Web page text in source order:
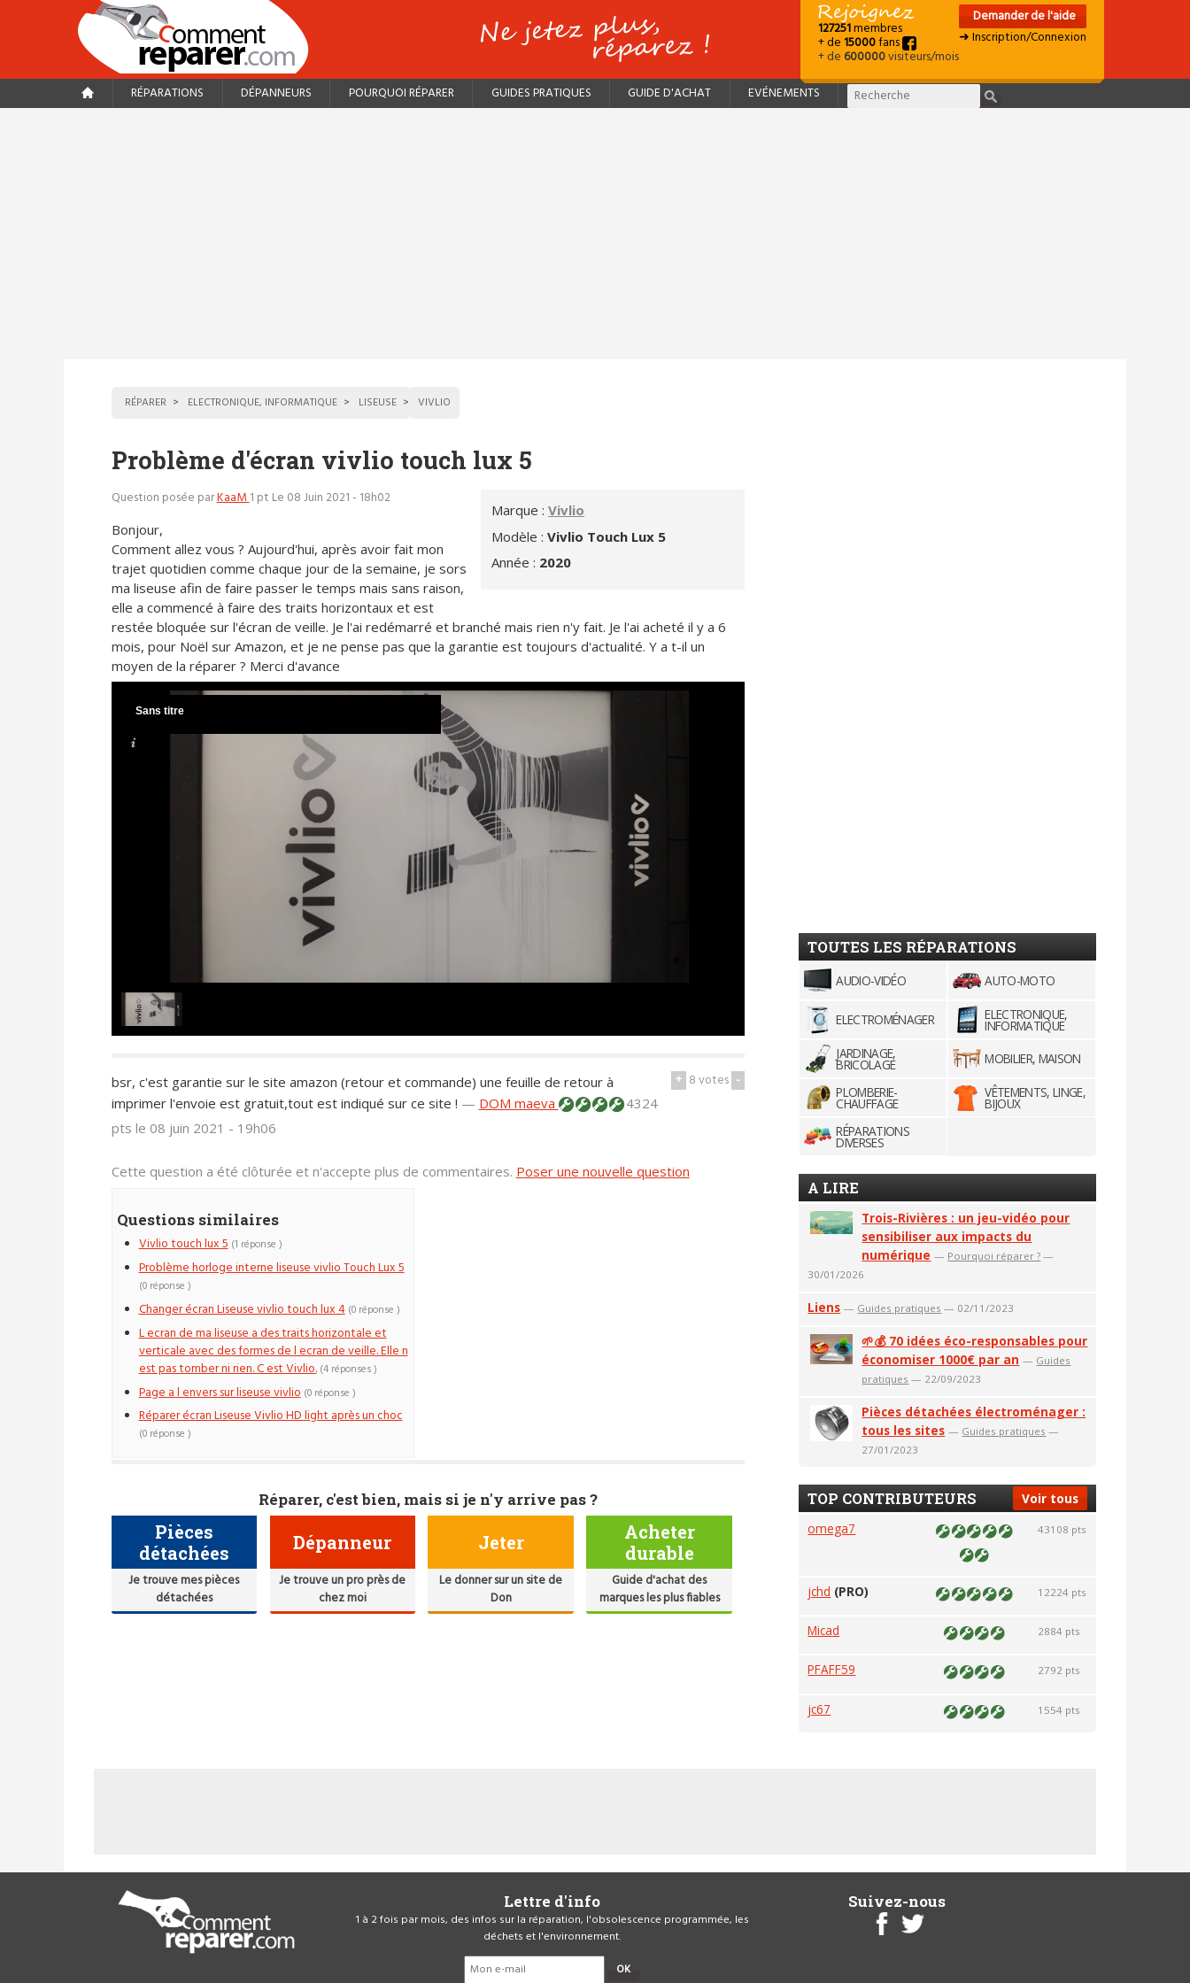
127251membres
+ de15000fans
+ de600000visiteurs/mois
Demander de l'aide
➜ Inscription/Connexion
RÉPARATIONS DÉPANNEURS POURQUOI RÉPARER GUIDES PRATIQUES GUIDE D'ACHAT EVÉNEMENTS
RÉPARER ELECTRONIQUE, INFORMATIQUE LISEUSE VIVLIO
Problème d'écran vivlio touch lux 5
Marque :Vivlio
Modèle :Vivlio Touch Lux 5
Année : 2020
Question posée parKaaM1 pt Le 08 Juin 2021 - 18h02
Bonjour,
Comment allez vous ? Aujourd'hui, après avoir fait mon
trajet quotidien comme chaque jour de la semaine, je sors
ma liseuse afin de faire passer le temps mais sans raison,
elle a commencé à faire des traits horizontaux et est
restée bloquée sur l'écran de veille. Je l'ai redémarré et branché mais rien n'y fait. Je l'ai acheté il y a 6
mois, pour Noël sur Amazon, et je ne pense pas que la garantie est toujours d'actualité. Y a t-il un
moyen de la réparer ? Merci d'avance
Sans titre
+ 8votes -
bsr, c'est garantie sur le site amazon (retour et commande) une feuille de retour à
imprimer l'envoie est gratuit,tout est indiqué sur ce site ! — DOM maeva
4324
pts le 08 juin 2021 - 19h06
Cette question a été clôturée et n'accepte plus de commentaires. Poser une nouvelle question
Questions similaires
Vivlio touch lux 5 (1 réponse )
Problème horloge interne liseuse vivlio Touch Lux 5
(0 réponse )
Changer écran Liseuse vivlio touch lux 4 (0 réponse )
L ecran de ma liseuse a des traits horizontale et
verticale avec des formes de l ecran de veille. Elle n
est pas tomber ni rien. C est Vivlio. (4 réponses )
Page a l envers sur liseuse vivlio (0 réponse )
Réparer écran Liseuse Vivlio HD light après un choc
(0 réponse )
Réparer, c'est bien, mais si je n'y arrive pas ?
Pièces
détachées
Je trouve mes pièces
détachées
Dépanneur
Je trouve un pro près de
chez moi
Jeter
Le donner sur un site de
Don
Acheter
durable
Guide d'achat des
marques les plus fiables
TOUTES LES RÉPARATIONS
AUDIO-VIDÉO AUTO-MOTO
ELECTROMÉNAGER ELECTRONIQUE,
INFORMATIQUE
JARDINAGE,
BRICOLAGE
MOBILIER, MAISON
PLOMBERIE-
CHAUFFAGE
VÊTEMENTS, LINGE,
BIJOUX
RÉPARATIONS
DIVERSES
A LIRE
Trois-Rivières : un jeu-vidéo pour
sensibiliser aux impacts du
numérique — Pourquoi réparer ? —
30/01/2026
Liens — Guides pratiques — 02/11/2023
🌱💰 70 idées éco-responsables pour
économiser 1000€ par an — Guides
pratiques — 22/09/2023
Pièces détachées électroménager :
tous les sites — Guides pratiques —
27/01/2023
Voir tous
TOP CONTRIBUTEURS
omega7 43108 pts
jchd (PRO) 12224 pts
Micad 2884 pts
PFAFF59 2792 pts
jc67 1554 pts
Lettre d'info
1 à 2 fois par mois, des infos sur la réparation, l'obsolescence programmée, les
déchets et l'environnement.
OK
Suivez-nous